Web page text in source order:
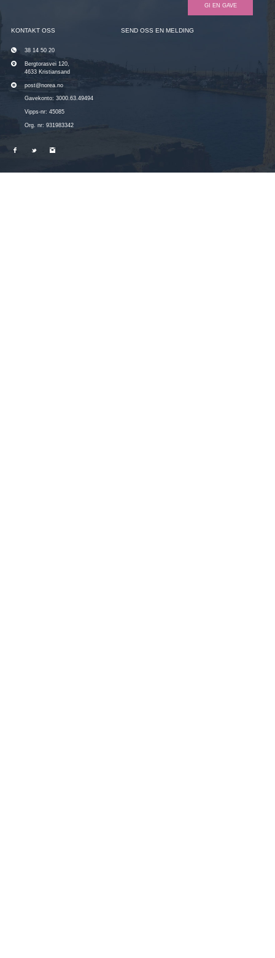
GI EN GAVE
KONTAKT OSS
38 14 50 20
Bergtorasvei 120,
4633 Kristiansand
post@norea.no
Gavekonto: 3000.63.49494
Vipps-nr: 45085
Org. nr: 931983342
SEND OSS EN MELDING